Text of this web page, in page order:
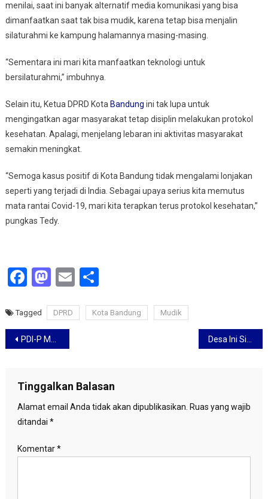
menilai, saat ini banyak alternatif media komunikasi yang bisa
dimanfaatkan saat tak bisa mudik, karena tetap bisa menjalin
silaturahmi ke kampung halamannya masing-masing.
“Sementara ini mari kita manfaatkan teknologi untuk
bersilaturahmi,” imbuhnya.
Selain itu, Ketua DPRD Kota Bandung ini tak lupa untuk
mengingatkan agar masyarakat tetap disiplin melakukan protokol
kesehatan. Apalagi, menjelang lebaran ini aktivitas masyarakat
semakin meningkat.
“Semoga kasus positif di Kota Bandung tidak mengalami lonjakan
seperti yang terjadi di India. Sebagai upaya serius kita memutus
mata rantai Covid-19, mari kita terapkan terus protokol kesehatan,”
pungkas Tedy.
Facebook
Mastodon
EmailShare
Tagged DPRD Kota Bandung Mudik
Navigasi
PDI-P Merahkan Ciayumajakuning, Fitria Berpeluang Jadi Wali Kota Cirebon
Tinggalkan Balasan
Alamat email Anda tidak akan dipublikasikan. Ruas yang wajib
ditandai *
Komentar*